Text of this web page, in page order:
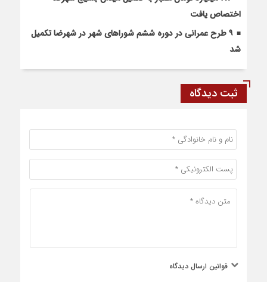
اختصاص یافت
۹ طرح عمرانی در دوره ششم شوراهای شهر در شهرضا تکمیل
شد
ثبت دیدگاه
قوانین ارسال دیدگاه